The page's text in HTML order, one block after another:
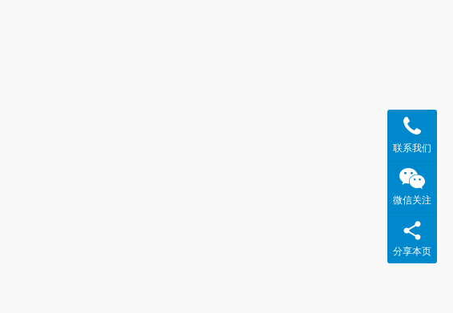
联系我们
微信关注
分享本页